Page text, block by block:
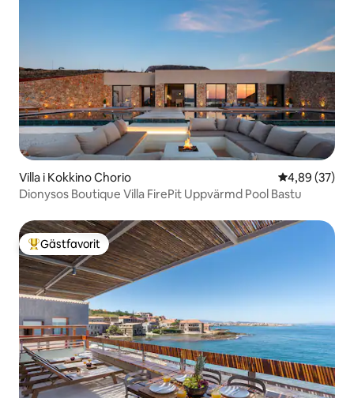
Villa i Kokkino Chorio 4,89 av 5 i
4,89 (37)
Dionysos Boutique Villa FirePit Uppvärmd Pool Bastu
Populär gästfavorit
Gästfavorit